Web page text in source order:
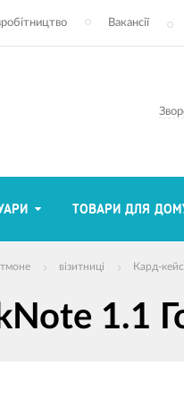
Вакансії
ТОВАРИ ДЛЯ
візитниці Кард-
1.1